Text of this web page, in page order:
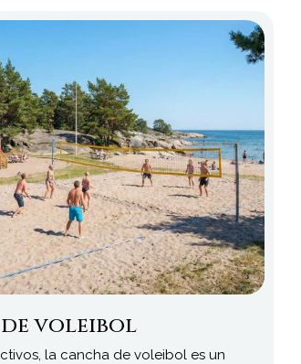
de voleibol
la cancha de voleibol es un